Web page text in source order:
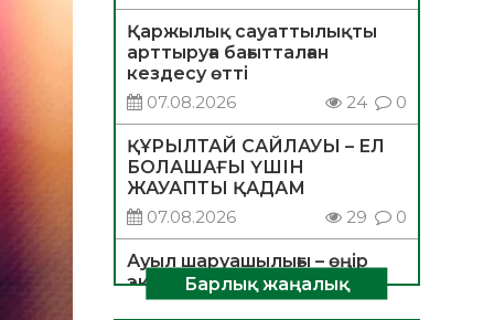
Қаржылық сауаттылықты
арттыруға бағытталған
кездесу өтті
07.08.2026
24 0
ҚҰРЫЛТАЙ САЙЛАУЫ – ЕЛ
БОЛАШАҒЫ ҮШІН
ЖАУАПТЫ ҚАДАМ
07.08.2026
29 0
Ауыл шаруашылығы – өңір
экономикасының негізгі
тірегі
Барлық жаңалық